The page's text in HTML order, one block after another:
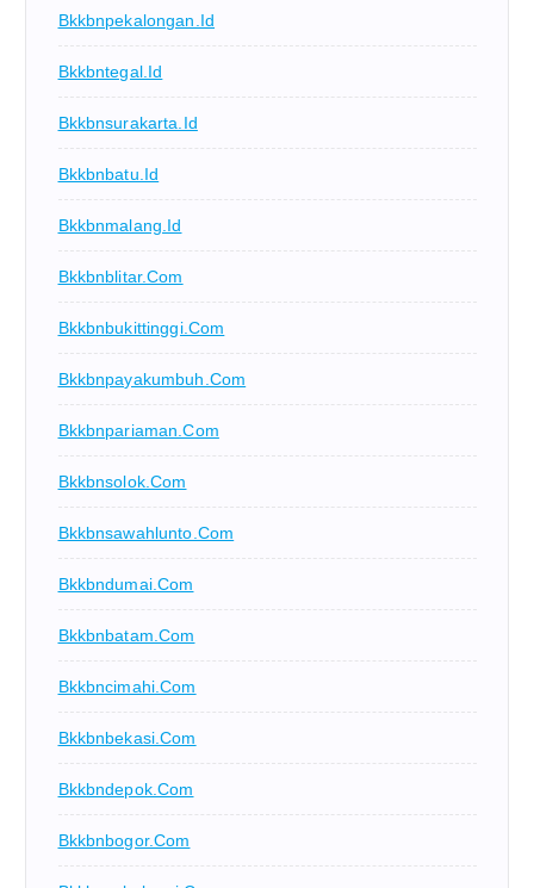
Bkkbnpekalongan.id
Bkkbntegal.id
Bkkbnsurakarta.id
Bkkbnbatu.id
Bkkbnmalang.id
Bkkbnblitar.com
Bkkbnbukittinggi.com
Bkkbnpayakumbuh.com
Bkkbnpariaman.com
Bkkbnsolok.com
Bkkbnsawahlunto.com
Bkkbndumai.com
Bkkbnbatam.com
Bkkbncimahi.com
Bkkbnbekasi.com
Bkkbndepok.com
Bkkbnbogor.com